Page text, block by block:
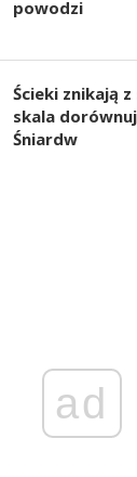
powodzi
Ścieki znikają
skala
Śniardw
ad